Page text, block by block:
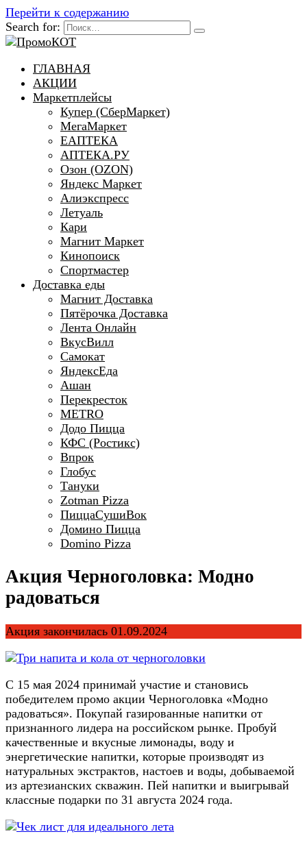
Перейти к содержанию
Search for:
ГЛАВНАЯ
АКЦИИ
Маркетплейсы
Купер (СберМаркет)
МегаМаркет
ЕАПТЕКА
АПТЕКА.РУ
Озон (OZON)
Яндекс Маркет
Алиэкспресс
Летуаль
Кари
Магнит Маркет
Кинопоиск
Спортмастер
Доставка еды
Магнит Доставка
Пятёрочка Доставка
Лента Онлайн
ВкусВилл
Самокат
ЯндексЕда
Ашан
Перекресток
METRO
Додо Пицца
КФС (Ростикс)
Впрок
Глобус
Тануки
Zotman Pizza
ПиццаСушиВок
Домино Пицца
Domino Pizza
Акция Черноголовка: Модно
радоваться
Акция закончилась 01.09.2024
С 15 мая 2024 принимай участие и становись
победителем промо акции Черноголовка «Модно
радоваться». Покупай газированные напитки от
признанного лидера на российском рынке. Пробуй
качественные и вкусные лимонады, воду и
энергетические напитки, которые производят из
натуральных экстрактов, настоев и воды, добываемой
из артезианских скважин. Пей напитки и выигрывай
классные подарки по 31 августа 2024 года.